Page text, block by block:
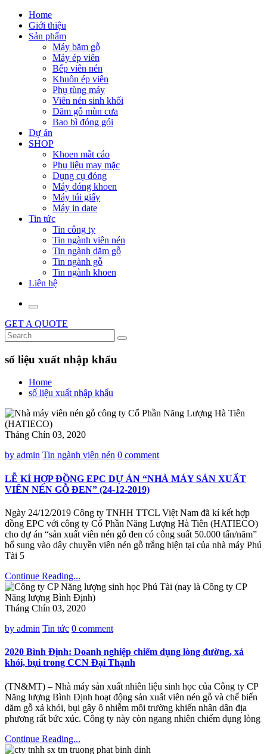
Home
Giới thiệu
Sản phẩm
Máy băm gỗ
Máy ép viên
Bếp viên nén
Khuôn ép viên
Phụ tùng máy
Viên nén sinh khối
Dăm gỗ mùn cưa
Bao bì đóng gói
Dự án
SHOP
Khoen mắt cáo
Phụ liệu may mặc
Dụng cụ đóng
Máy đóng khoen
Máy túi giấy
Máy in date
Tin tức
Tin công ty
Tin ngành viên nén
Tin ngành dăm gỗ
Tin ngành gỗ
Tin ngành khoen
Liên hệ
GET A QUOTE
số liệu xuất nhập khẩu
Home
số liệu xuất nhập khẩu
Tháng Chín 03, 2020
by admin Tin ngành viên nén 0 comment
LỄ KÍ HỢP ĐỒNG EPC DỰ ÁN “NHÀ MÁY SẢN XUẤT
VIÊN NÉN GỖ ĐEN” (24-12-2019)
Ngày 24/12/2019 Công ty TNHH TTCL Việt Nam đã kí kết hợp
đồng EPC với công ty Cổ Phần Năng Lượng Hà Tiên (HATIECO)
cho dự án “sản xuất viên nén gỗ đen có công suất 50.000 tấn/năm”
bổ sung vào dây chuyền viên nén gỗ trắng hiện tại của nhà máy Phú
Tài 5
Continue Reading...
Tháng Chín 03, 2020
by admin Tin tức 0 comment
2020 Bình Định: Doanh nghiệp chiếm dụng lòng đường, xả
khói, bụi trong CCN Đại Thạnh
(TN&MT) – Nhà máy sản xuất nhiên liệu sinh học của Công ty CP
Năng lượng Bình Định hoạt động sản xuất viên nén gỗ và chế biến
dăm gỗ xả khói, bụi gây ô nhiễm môi trường khiến nhân dân địa
phương rất bức xúc. Công ty này còn ngang nhiên chiếm dụng lòng
Continue Reading...